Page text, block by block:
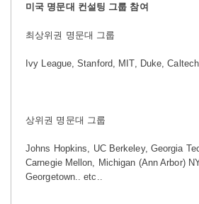
미국 명문대 컨설팅 그룹 참여
최상위권 명문대 그룹
Ivy League, Stanford, MIT, Duke,
상위권 명문대 그룹
Johns Hopkins, UC Berkeley, Georgia
Carnegie Mellon, Michigan (Ann Arbor)
Georgetown.. etc..